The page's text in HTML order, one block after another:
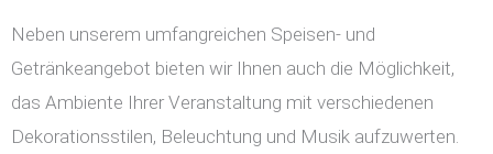
Neben unserem umfangreichen Speisen- und
Getränkeangebot bieten wir Ihnen auch die Möglichkeit,
das Ambiente Ihrer Veranstaltung mit verschiedenen
Dekorationsstilen, Beleuchtung und Musik aufzuwerten.